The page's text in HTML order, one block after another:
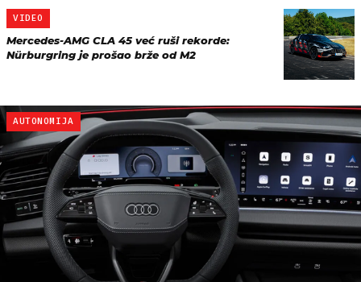
VIDEO
Mercedes-AMG CLA 45 već ruši rekorde:
Nürburgring je prošao brže od M2
AUTONOMIJA